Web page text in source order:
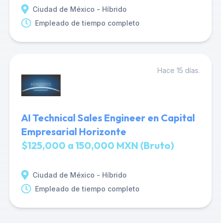
Ciudad de México - Híbrido
Empleado de tiempo completo
Hace 15 días.
AI Technical Sales Engineer en Capital
Empresarial Horizonte
$125,000 a 150,000 MXN (Bruto)
Ciudad de México - Híbrido
Empleado de tiempo completo